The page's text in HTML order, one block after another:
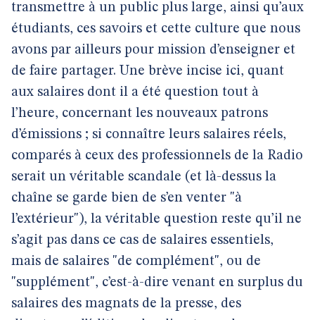
transmettre à un public plus large, ainsi qu’aux
étudiants, ces savoirs et cette culture que nous
avons par ailleurs pour mission d’enseigner et
de faire partager. Une brève incise ici, quant
aux salaires dont il a été question tout à
l’heure, concernant les nouveaux patrons
d’émissions ; si connaître leurs salaires réels,
comparés à ceux des professionnels de la Radio
serait un véritable scandale (et là-dessus la
chaîne se garde bien de s’en venter "à
l’extérieur"), la véritable question reste qu’il ne
s’agit pas dans ce cas de salaires essentiels,
mais de salaires "de complément", ou de
"supplément", c’est-à-dire venant en surplus du
salaires des magnats de la presse, des